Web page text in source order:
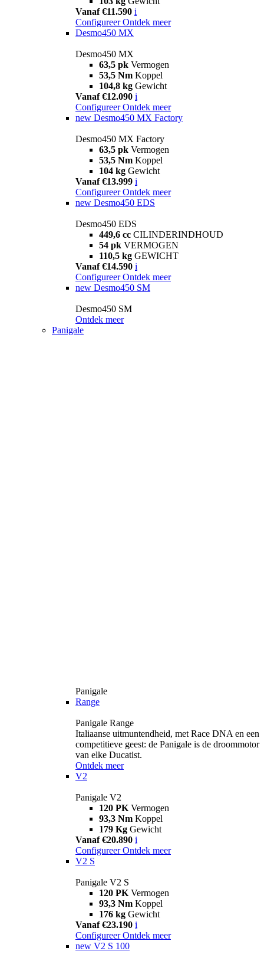
Vanaf €11.590 i
Configureer Ontdek meer
Desmo450 MX
Desmo450 MX
63,5 pk Vermogen
53,5 Nm Koppel
104,8 kg Gewicht
Vanaf €12.090 i
Configureer Ontdek meer
new Desmo450 MX Factory
Desmo450 MX Factory
63,5 pk Vermogen
53,5 Nm Koppel
104 kg Gewicht
Vanaf €13.999 i
Configureer Ontdek meer
new Desmo450 EDS
Desmo450 EDS
449,6 cc CILINDERINDHOUD
54 pk VERMOGEN
110,5 kg GEWICHT
Vanaf €14.590 i
Configureer Ontdek meer
new Desmo450 SM
Desmo450 SM
Ontdek meer
Panigale
Panigale
Range
Panigale Range
Italiaanse uitmuntendheid, met Race DNA en een
competitieve geest: de Panigale is de droommotor
van elke Ducatist.
Ontdek meer
V2
Panigale V2
120 PK Vermogen
93,3 Nm Koppel
179 Kg Gewicht
Vanaf €20.890 i
Configureer Ontdek meer
V2 S
Panigale V2 S
120 PK Vermogen
93,3 Nm Koppel
176 kg Gewicht
Vanaf €23.190 i
Configureer Ontdek meer
new V2 S 100